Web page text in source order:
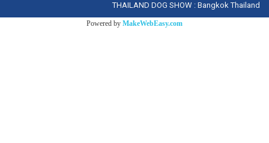
THAILAND DOG SHOW : Bangkok Thailand
Powered by MakeWebEasy.com